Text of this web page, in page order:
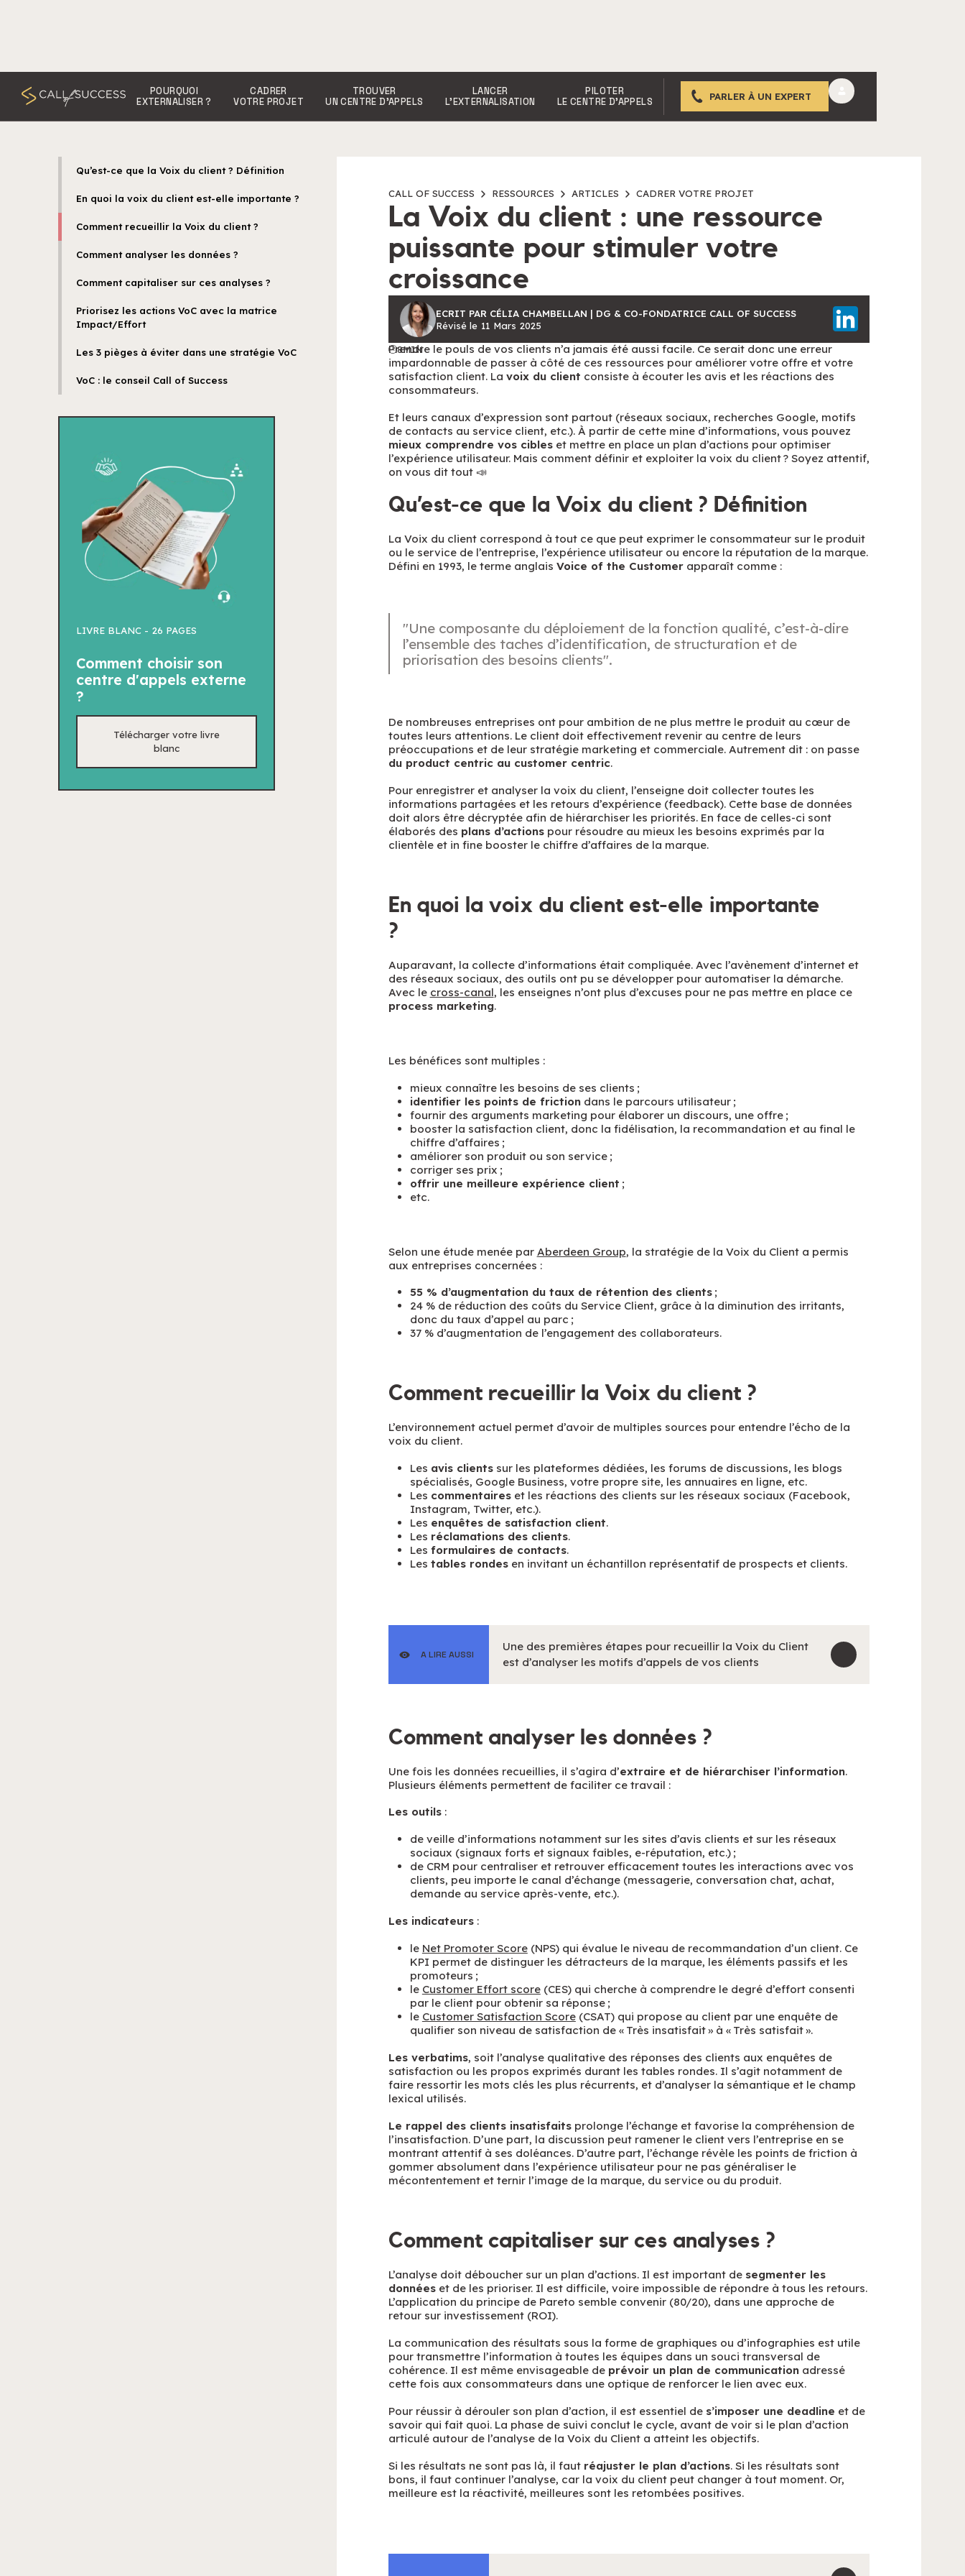
POURQUOI
EXTERNALISER ?
CADRER
VOTRE PROJET
TROUVER
UN CENTRE D’APPELS
LANCER
L’EXTERNALISATION
PILOTER
LE CENTRE D’APPELS
PARLER À UN EXPERT
Qu’est-ce que la Voix du client ? Définition
En quoi la voix du client est-elle importante ?
Comment recueillir la Voix du client ?
Comment analyser les données ?
Comment capitaliser sur ces analyses ?
Priorisez les actions VoC avec la matrice
Impact/Effort
Les 3 pièges à éviter dans une stratégie VoC
VoC : le conseil Call of Success
LIVRE BLANC - 26 PAGES
Comment choisir son
centre d'appels externe
?
Télécharger votre livre
blanc
CALL OF SUCCESS RESSOURCES ARTICLES CADRER VOTRE PROJET
La Voix du client : une ressource
puissante pour stimuler votre
croissance
ECRIT PAR CÉLIA CHAMBELLAN | DG & CO-FONDATRICE CALL OF SUCCESS
Révisé le 11 Mars 2025
8MIN
Prendre le pouls de vos clients n’a jamais été aussi facile. Ce serait donc une erreur
impardonnable de passer à côté de ces ressources pour améliorer votre offre et votre
satisfaction client. La voix du client consiste à écouter les avis et les réactions des
consommateurs.
Et leurs canaux d’expression sont partout (réseaux sociaux, recherches Google, motifs
de contacts au service client, etc.). À partir de cette mine d’informations, vous pouvez
mieux comprendre vos cibleset mettre en place un plan d’actions pour optimiser
l’expérience utilisateur. Mais comment définir et exploiter la voix du client ? Soyez attentif,
on vous dit tout 📣
Qu’est-ce que la Voix du client ? Définition
La Voix du client correspond à tout ce que peut exprimer le consommateur sur le produit
ou le service de l’entreprise, l’expérience utilisateur ou encore la réputation de la marque.
Défini en 1993, le terme anglais Voice of the Customerapparaît comme :
"Une composante du déploiement de la fonction qualité, c’est-à-dire
l’ensemble des taches d’identification, de structuration et de
priorisation des besoins clients".
De nombreuses entreprises ont pour ambition de ne plus mettre le produit au cœur de
toutes leurs attentions. Le client doit effectivement revenir au centre de leurs
préoccupations et de leur stratégie marketing et commerciale. Autrement dit : on passe
du product centric au customer centric.
Pour enregistrer et analyser la voix du client, l’enseigne doit collecter toutes les
informations partagées et les retours d’expérience (feedback). Cette base de données
doit alors être décryptée afin de hiérarchiser les priorités. En face de celles-ci sont
élaborés des plans d’actionspour résoudre au mieux les besoins exprimés par la
clientèle et in fine booster le chiffre d’affaires de la marque.
En quoi la voix du client est-elle importante
?
Auparavant, la collecte d’informations était compliquée. Avec l’avènement d’internet et
des réseaux sociaux, des outils ont pu se développer pour automatiser la démarche.
Avec le cross-canal, les enseignes n’ont plus d’excuses pour ne pas mettre en place ce
process marketing.
Les bénéfices sont multiples :
mieux connaître les besoins de ses clients ;
identifier les points de frictiondans le parcours utilisateur ;
fournir des arguments marketing pour élaborer un discours, une offre ;
booster la satisfaction client, donc la fidélisation, la recommandation et au final le
chiffre d’affaires ;
améliorer son produit ou son service ;
corriger ses prix ;
offrir une meilleure expérience client ;
etc.
Selon une étude menée par Aberdeen Group, la stratégie de la Voix du Client a permis
aux entreprises concernées :
55 % d’augmentation du taux de rétention des clients;
24 % de réduction des coûts du Service Client, grâce à la diminution des irritants,
donc du taux d’appel au parc ;
37 % d’augmentation de l’engagement des collaborateurs.
Comment recueillir la Voix du client ?
L’environnement actuel permet d’avoir de multiples sources pour entendre l’écho de la
voix du client.
Les avis clientssur les plateformes dédiées, les forums de discussions, les blogs
spécialisés, Google Business, votre propre site, les annuaires en ligne, etc.
Les commentaireset les réactions des clients sur les réseaux sociaux (Facebook,
Instagram, Twitter, etc.).
Les enquêtes de satisfaction client.
Les réclamations des clients.
Les formulaires de contacts.
Les tables rondesen invitant un échantillon représentatif de prospects et clients.
A LIRE AUSSI
Une des premières étapes pour recueillir la Voix du Client
est d’analyser les motifs d’appels de vos clients
Comment analyser les données ?
Une fois les données recueillies, il s’agira d’extraire et de hiérarchiser l’information.
Plusieurs éléments permettent de faciliter ce travail :
Les outils:
de veille d’informations notamment sur les sites d’avis clients et sur les réseaux
sociaux (signaux forts et signaux faibles, e-réputation, etc.) ;
de CRM pour centraliser et retrouver efficacement toutes les interactions avec vos
clients, peu importe le canal d’échange (messagerie, conversation chat, achat,
demande au service après-vente, etc.).
Les indicateurs:
le Net Promoter Score(NPS) qui évalue le niveau de recommandation d’un client. Ce
KPI permet de distinguer les détracteurs de la marque, les éléments passifs et les
promoteurs ;
le Customer Effort score(CES) qui cherche à comprendre le degré d’effort consenti
par le client pour obtenir sa réponse ;
le Customer Satisfaction Score(CSAT) qui propose au client par une enquête de
qualifier son niveau de satisfaction de « Très insatisfait » à « Très satisfait ».
Les verbatims, soit l’analyse qualitative des réponses des clients aux enquêtes de
satisfaction ou les propos exprimés durant les tables rondes. Il s’agit notamment de
faire ressortir les mots clés les plus récurrents, et d’analyser la sémantique et le champ
lexical utilisés.
Le rappel des clients insatisfaitsprolonge l’échange et favorise la compréhension de
l’insatisfaction. D’une part, la discussion peut ramener le client vers l’entreprise en se
montrant attentif à ses doléances. D’autre part, l’échange révèle les points de friction à
gommer absolument dans l’expérience utilisateur pour ne pas généraliser le
mécontentement et ternir l’image de la marque, du service ou du produit.
Comment capitaliser sur ces analyses ?
L’analyse doit déboucher sur un plan d’actions. Il est important de segmenter les
donnéeset de les prioriser. Il est difficile, voire impossible de répondre à tous les retours.
L’application du principe de Pareto semble convenir (80/20), dans une approche de
retour sur investissement (ROI).
La communication des résultats sous la forme de graphiques ou d’infographies est utile
pour transmettre l’information à toutes les équipes dans un souci transversal de
cohérence. Il est même envisageable de prévoir un plan de communicationadressé
cette fois aux consommateurs dans une optique de renforcer le lien avec eux.
Pour réussir à dérouler son plan d’action, il est essentiel de s’imposer une deadline et de
savoir qui fait quoi. La phase de suivi conclut le cycle, avant de voir si le plan d’action
articulé autour de l’analyse de la Voix du Client a atteint les objectifs.
Si les résultats ne sont pas là, il faut réajuster le plan d’actions. Si les résultats sont
bons, il faut continuer l’analyse, car la voix du client peut changer à tout moment. Or,
meilleure est la réactivité, meilleures sont les retombées positives.